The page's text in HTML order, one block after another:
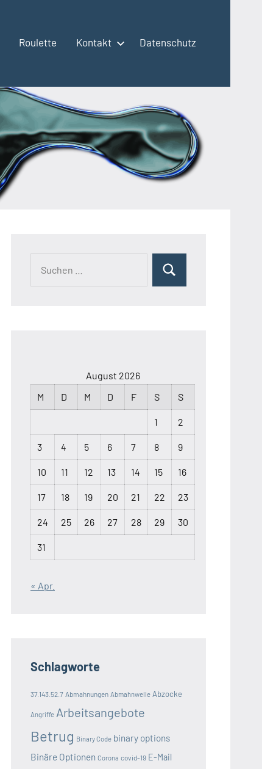
Roulette Kontakt Datenschutz
Suchen
August 2026
M
D M D F S S
1 2
3 4 5 6 7 8 9
10 11 12 13 14 15 16
17 18 19 20 21 22 23
24 25 26 27 28 29 30
31
« Apr.
Schlagworte
37.143.52.7 Abmahnungen Abmahnwelle Abzocke
Angriffe Arbeitsangebote
Betrug Binary Code binary options
Binäre Optionen Corona covid-19 E-Mail